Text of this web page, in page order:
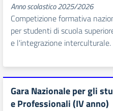
Anno scolastico 2025/2026
Competizione formativa
per studenti di scuola
e l'integrazione interculturale.
Gara Nazionale per gli
e Professionali (IV anno)